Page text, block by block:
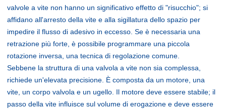
valvole a vite non hanno un significativo effetto di "risucchio"; si
affidano all'arresto della vite e alla sigillatura dello spazio per
impedire il flusso di adesivo in eccesso. Se è necessaria una
retrazione più forte, è possibile programmare una piccola
rotazione inversa, una tecnica di regolazione comune.
Sebbene la struttura di una valvola a vite non sia complessa,
richiede un'elevata precisione. È composta da un motore, una
vite, un corpo valvola e un ugello. Il motore deve essere stabile; il
passo della vite influisce sul volume di erogazione e deve essere